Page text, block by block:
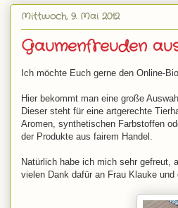
Mittwoch, 9. Mai 2012
Gaumenfreuden
Ich möchte Euch gerne den Online-
Hier bekommt man eine große
Dieser steht für eine artgerechte
Aromen, synthetischen Farbstoffen
der Produkte aus fairem Handel.
Natürlich habe ich mich sehr gefreut,
vielen Dank dafür an Frau Klauke und